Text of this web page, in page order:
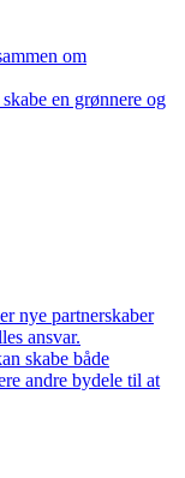
om
en grønnere og
nye partnerskaber
ansvar.
skabe både
andre bydele til at